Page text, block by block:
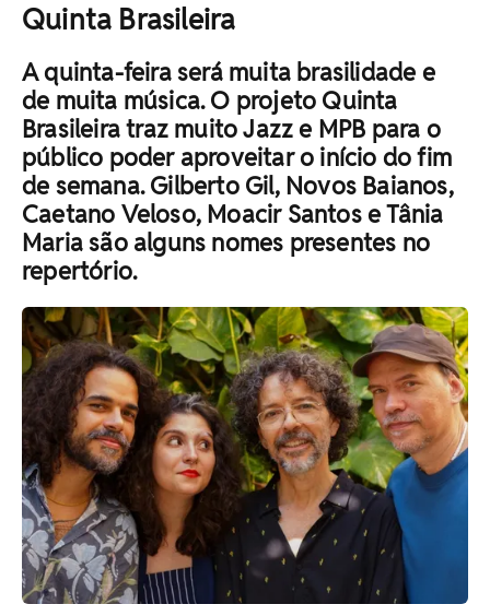
Quinta Brasileira
A quinta-feira será muita brasilidade e
de muita música. O projeto Quinta
Brasileira traz muito Jazz e MPB para o
público poder aproveitar o início do fim
de semana. Gilberto Gil, Novos Baianos,
Caetano Veloso, Moacir Santos e Tânia
Maria são alguns nomes presentes no
repertório.